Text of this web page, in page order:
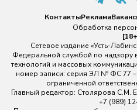
КонтактыРеклама
Обработка
Сетевое издание «Усть-
Федеральной службой по
технологий и массовых
номер записи: серия ЭЛ № ФС 77
ограниченной
Главный редактор: Столярова С.М.
+7 (989)